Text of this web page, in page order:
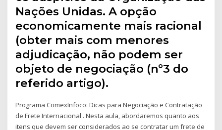
Nações Unidas. A opção
economicamente mais racional
(obter mais com menores
adjudicação, não podem ser
objeto de negociação (nº3 do
referido artigo).
Programa ComexInfoco: Dicas para Negociação e Contratação
de Frete Internacional . Nesta aula, abordaremos quanto aos
itens que devem ser considerados ao se contratar um frete de